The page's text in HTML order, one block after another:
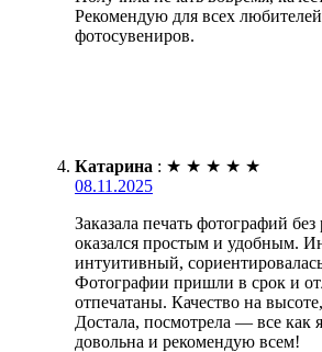
Рекомендую для всех
фотосувениров.
Катарина : ★ ★ ★ ★ ★
08.11.2025
Заказала печать фотографий
оказался простым и удобным.
интуитивный,
Фотографии пришли в срок и
отпечатаны. Качество на
Достала, посмотрела — все как
довольна и рекомендую всем!